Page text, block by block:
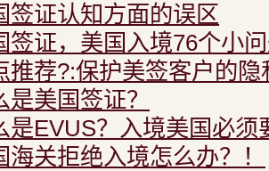
签证认知方面的误区
签证，美国入境76个小
推荐?:保护美签客户的隐
是美国签证？
是EVUS？入境美国必须
海关拒绝入境怎么办？！